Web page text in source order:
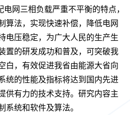
网三相负载严重不平衡的特点，
算法，实现快速补偿，降低电网
电压稳定，为广大人民的生产生
置的研发成功和普及，可突破我
白，有效促进我省由能源大省向
统的性能及指标将达到国内先进
供有力的技术支持。研究内容主
系统和软件及算法。